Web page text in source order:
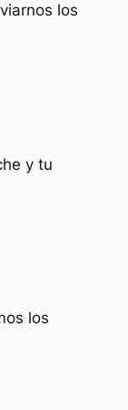
los
y tu
los